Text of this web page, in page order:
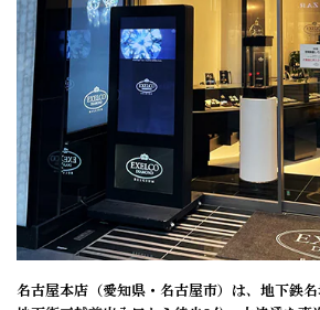
名古屋本店（愛知県・名古屋市）は、地下鉄